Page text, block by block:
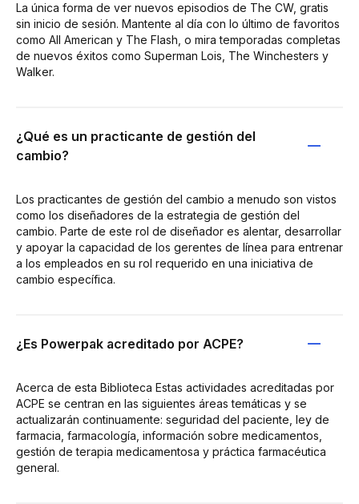
La única forma de ver nuevos episodios de The CW, gratis
sin inicio de sesión. Mantente al día con lo último de favoritos
como All American y The Flash, o mira temporadas completas
de nuevos éxitos como Superman Lois, The Winchesters y
Walker.
¿Qué es un practicante de gestión del
cambio?
Los practicantes de gestión del cambio a menudo son vistos
como los diseñadores de la estrategia de gestión del
cambio. Parte de este rol de diseñador es alentar, desarrollar
y apoyar la capacidad de los gerentes de línea para entrenar
a los empleados en su rol requerido en una iniciativa de
cambio específica.
¿Es Powerpak acreditado por ACPE?
Acerca de esta Biblioteca Estas actividades acreditadas por
ACPE se centran en las siguientes áreas temáticas y se
actualizarán continuamente: seguridad del paciente, ley de
farmacia, farmacología, información sobre medicamentos,
gestión de terapia medicamentosa y práctica farmacéutica
general.